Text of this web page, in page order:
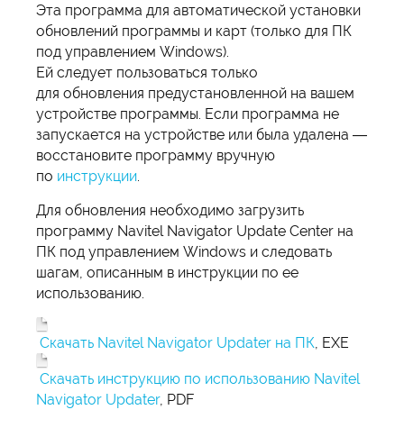
Эта программа для автоматической установки
обновлений программы и карт (только для ПК
под управлением Windows).
Ей следует пользоваться только
для обновления предустановленной на вашем
устройстве программы. Если программа не
запускается на устройстве или была удалена —
восстановите программу вручную
по инструкции.
Для обновления необходимо загрузить
программу Navitel Navigator Update Center на
ПК под управлением Windows и следовать
шагам, описанным в инструкции по ее
использованию.
Скачать Navitel Navigator Updater на ПК, EXE
Скачать инструкцию по использованию Navitel
Navigator Updater, PDF